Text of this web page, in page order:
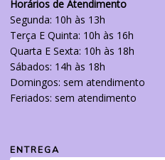
Horários de Atendimento
Segunda: 10h às 13h
Terça E Quinta: 10h às 16h
Quarta E Sexta: 10h às 18h
Sábados: 14h às 18h
Domingos: sem atendimento
Feriados: sem atendimento
ENTREGA